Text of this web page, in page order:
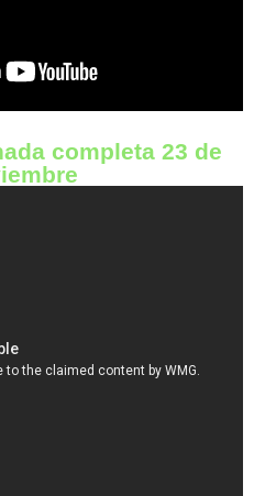
completa 23 de